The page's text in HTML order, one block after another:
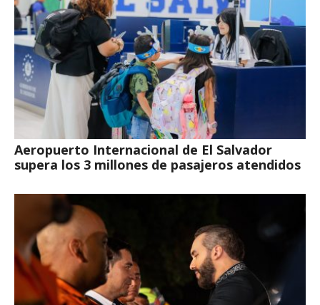
Aeropuerto Internacional de El Salvador
supera los 3 millones de pasajeros atendidos